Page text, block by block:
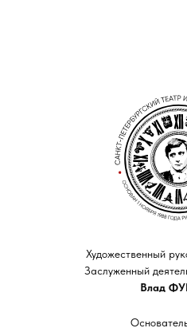
Художественный
Заслуженный
Влад